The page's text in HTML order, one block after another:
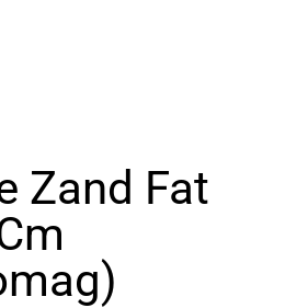
Zand Fat